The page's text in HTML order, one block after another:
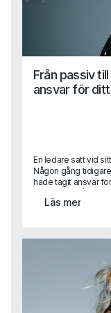
Från passiv
ansvar för
En ledare satt vid
Någon gång
hade tagit ansvar
hade väntat på att
inte för att han hade
driva den
Läs mer